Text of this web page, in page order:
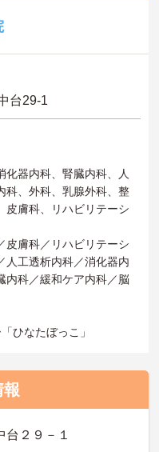
台29-1
化器内科、腎臓内科、人
科、外科、乳腺外科、整
皮膚科、リハビリテーシ
皮膚科／リハビリテーシ
人工透析内科／消化器内
内科／緩和ケア内科／脳
ひなたぼっこ」
報
２９－１